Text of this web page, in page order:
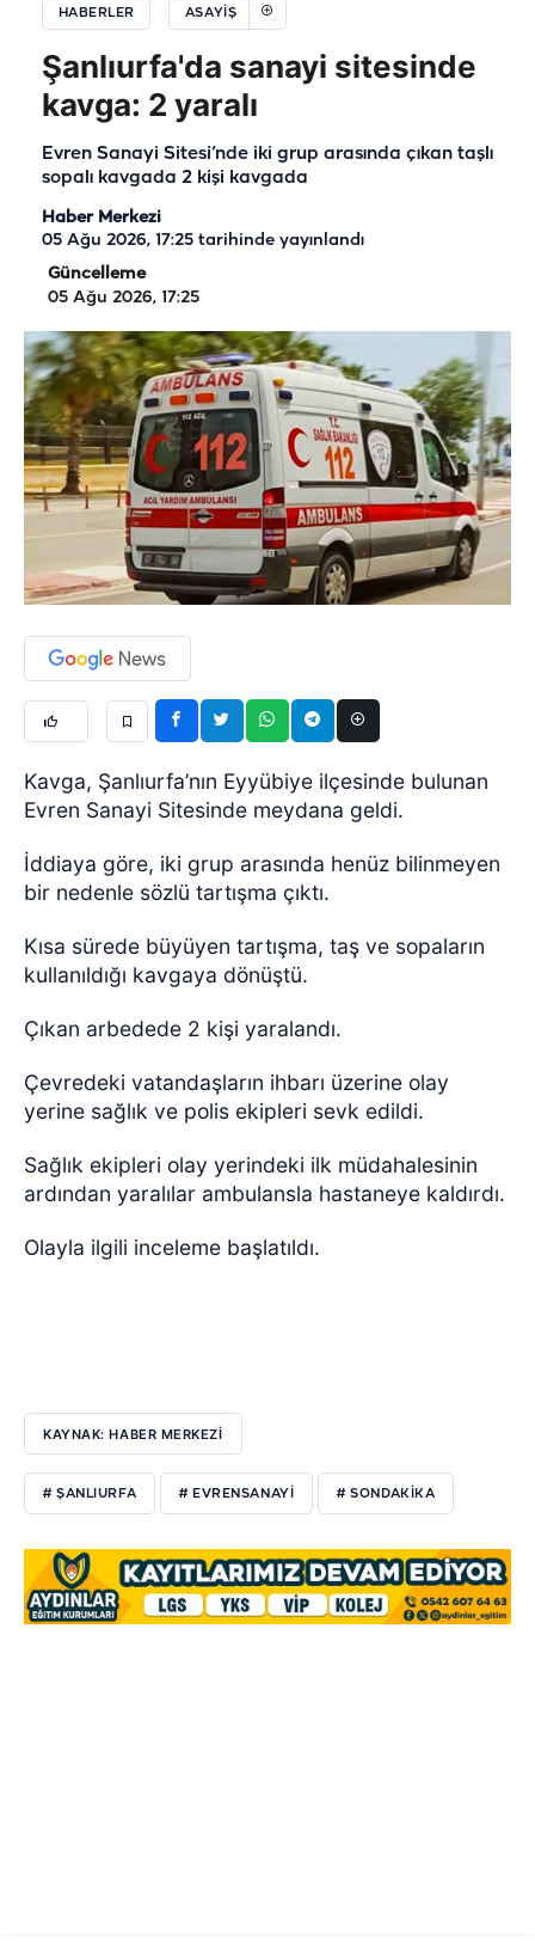
HABERLER ASAYIŞ
Şanlıurfa'da sanayi sitesinde
kavga: 2 yaralı
Evren Sanayi Sitesi’nde iki grup arasında çıkan taşlı
sopalı kavgada 2 kişi kavgada
Haber Merkezi
05 Ağu 2026, 17:25 tarihinde yayınlandı
Güncelleme
05 Ağu 2026, 17:25
Kavga, Şanlıurfa’nın Eyyübiye ilçesinde bulunan
Evren Sanayi Sitesinde meydana geldi.
İddiaya göre, iki grup arasında henüz bilinmeyen
bir nedenle sözlü tartışma çıktı.
Kısa sürede büyüyen tartışma, taş ve sopaların
kullanıldığı kavgaya dönüştü.
Çıkan arbedede 2 kişi yaralandı.
Çevredeki vatandaşların ihbarı üzerine olay
yerine sağlık ve polis ekipleri sevk edildi.
Sağlık ekipleri olay yerindeki ilk müdahalesinin
ardından yaralılar ambulansla hastaneye kaldırdı.
Olayla ilgili inceleme başlatıldı.
KAYNAK: HABER MERKEZI
# ŞANLIURFA # EVRENSANAYI # SONDAKIKA